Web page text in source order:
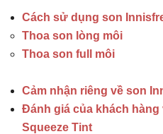
Cách sử dụng son
Thoa son lòng môi
Thoa son full môi
Cảm nhận riêng về son
Đánh giá của khách
Squeeze Tint